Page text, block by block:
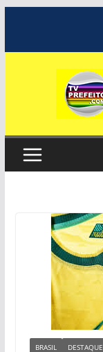
o
BRASIL DESTAQUE